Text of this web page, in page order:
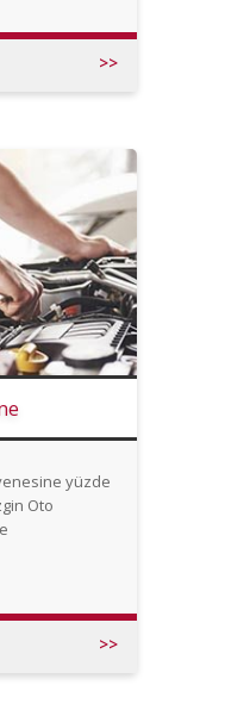
>>
yüzde
Oto
>>